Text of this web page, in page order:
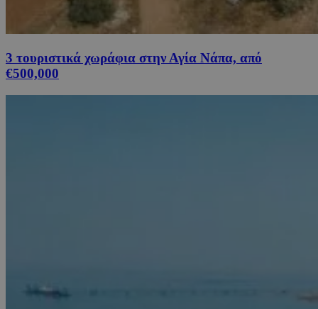
3 τουριστικά χωράφια στην Αγία Νάπα, από
€500,000